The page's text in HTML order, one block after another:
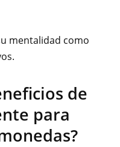
mentalidad como
de
para